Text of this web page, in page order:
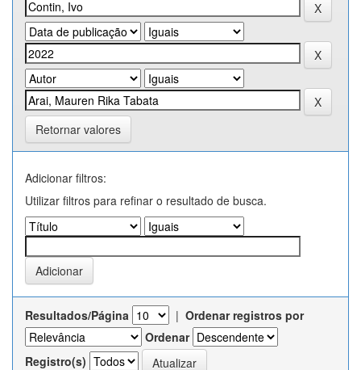
Retornar valores
Adicionar filtros:
Utilizar filtros para refinar o resultado de busca.
Resultados/Página | Ordenar registros por
Ordenar
Registro(s)